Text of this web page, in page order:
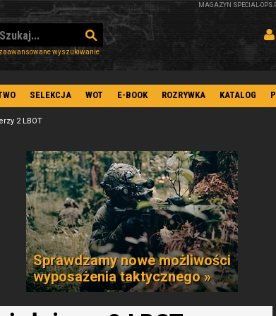
zaawansowane wyszukiwanie
MAGAZYN SPECIAL-
SELEKCJA WOT E-BOOK ROZRYWKA KATALOG
2 LBOT
Sprawdzamy nowe możliwości
wyposażenia taktycznego »